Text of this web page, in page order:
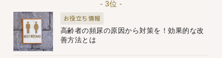
- 3位 -
お役立ち情報
高齢者の頻尿の原因から対策を！効果的な改
善方法とは